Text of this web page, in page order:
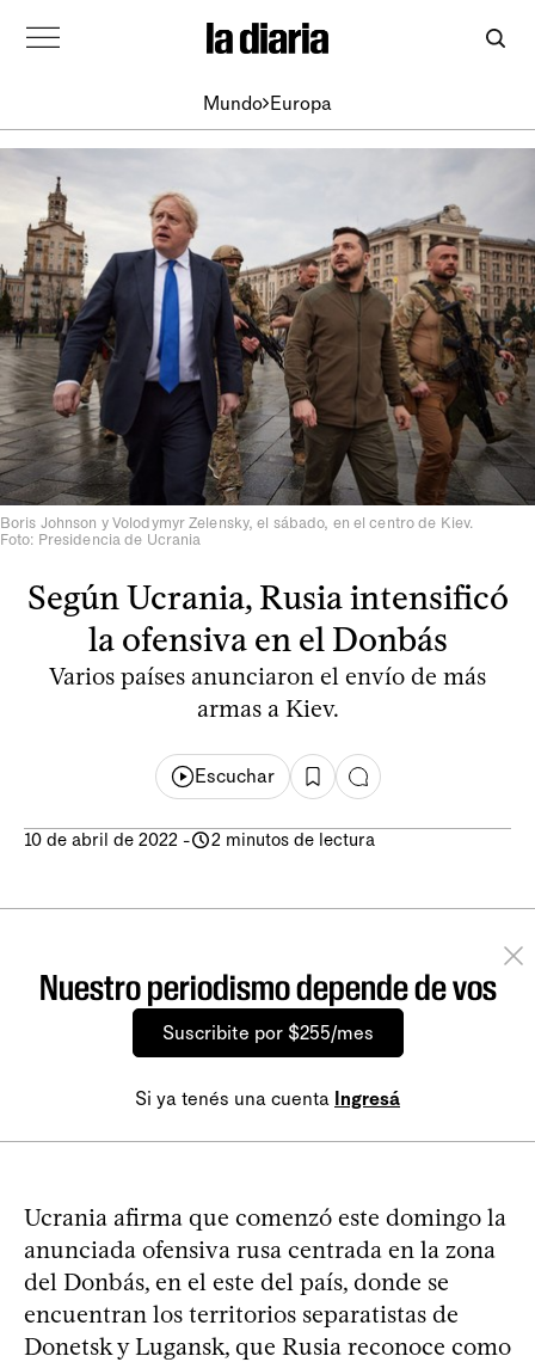
Mundo Europa
Boris Johnson y Volodymyr Zelensky, el sábado, en el centro de Kiev.
Foto: Presidencia de Ucrania
Según Ucrania, Rusia intensificó
la ofensiva en el Donbás
Varios países anunciaron el envío de más
armas a Kiev.
Escuchar
10 de abril de 2022 - 2 minutos de lectura
Nuestro periodismo depende de vos
Suscribite por $255/mes
Si ya tenés una cuenta Ingresá
Ucrania afirma que comenzó este domingo la
anunciada ofensiva rusa centrada en la zona
del Donbás, en el este del país, donde se
encuentran los territorios separatistas de
Donetsk y Lugansk, que Rusia reconoce como